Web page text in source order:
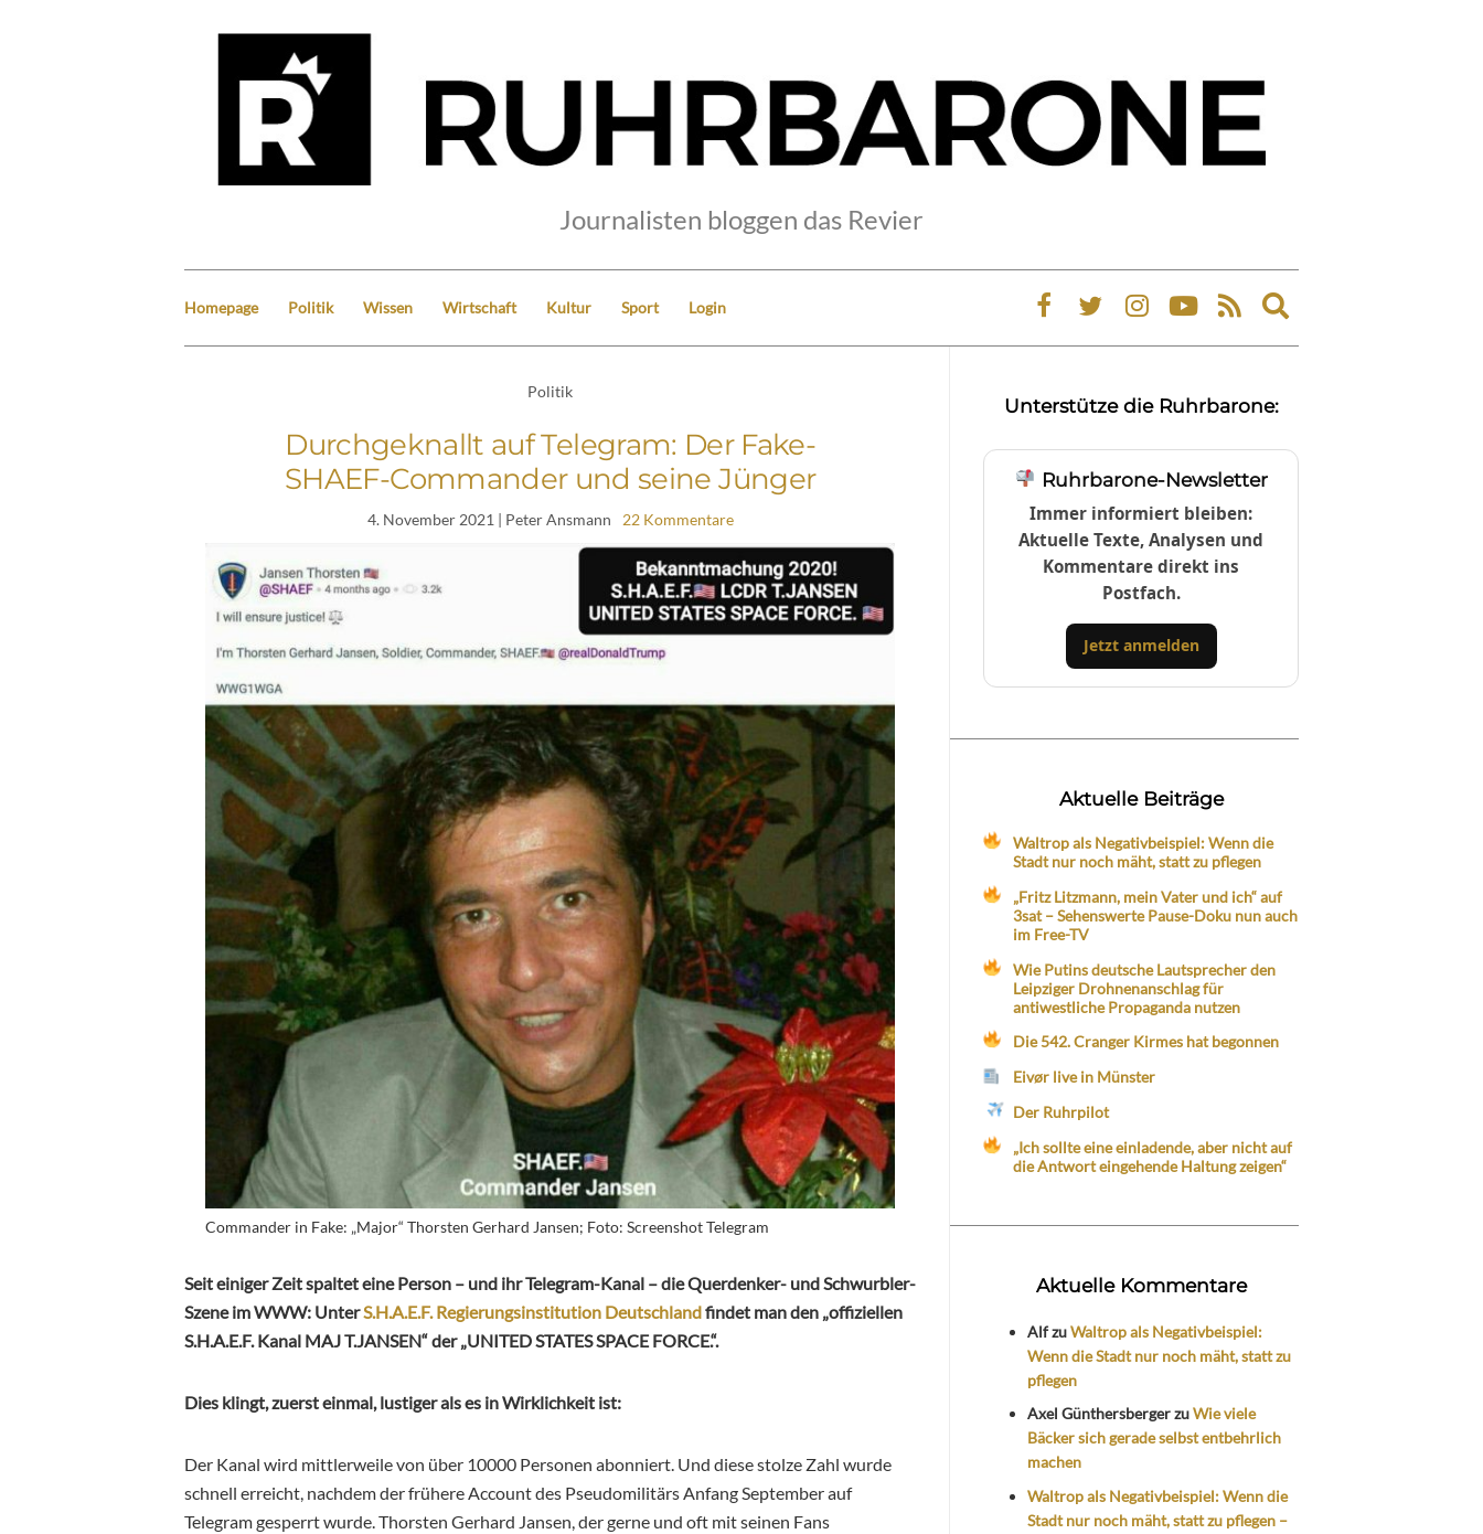
Journalisten bloggen das Revier
Homepage Politik Wissen Wirtschaft Kultur Sport Login
Expand
search
Politik
Durchgeknallt auf Telegram: Der Fake-
SHAEF-Commander und seine Jünger
4. November 2021 | Peter Ansmann 22 Kommentare
Commander in Fake: „Major“ Thorsten Gerhard Jansen; Foto: Screenshot Telegram
Seit einiger Zeit spaltet eine Person – und ihr Telegram-Kanal – die Querdenker- und Schwurbler-
Szene im WWW: UnterS.H.A.E.F. Regierungsinstitution Deutschlandfindet man den „offiziellen
S.H.A.E.F. Kanal MAJ T.JANSEN“ der „UNITED STATES SPACE FORCE.“.
Dies klingt, zuerst einmal, lustiger als es in Wirklichkeit ist:
Der Kanal wird mittlerweile von über 10000 Personen abonniert. Und diese stolze Zahl wurde
schnell erreicht, nachdem der frühere Account des Pseudomilitärs Anfang September auf
Telegram gesperrt wurde. Thorsten Gerhard Jansen, der gerne und oft mit seinen Fans
Unterstütze die Ruhrbarone:
Ruhrbarone-Newsletter
Immer informiert bleiben:
Aktuelle Texte, Analysen und
Kommentare direkt ins
Postfach.
Jetzt anmelden
Aktuelle Beiträge
Waltrop als Negativbeispiel: Wenn die
Stadt nur noch mäht, statt zu pflegen
„Fritz Litzmann, mein Vater und ich“ auf
3sat – Sehenswerte Pause-Doku nun auch
im Free-TV
Wie Putins deutsche Lautsprecher den
Leipziger Drohnenanschlag für
antiwestliche Propaganda nutzen
Die 542. Cranger Kirmes hat begonnen
Eivør live in Münster
Der Ruhrpilot
„Ich sollte eine einladende, aber nicht auf
die Antwort eingehende Haltung zeigen“
Aktuelle Kommentare
AlfzuWaltrop als Negativbeispiel:
Wenn die Stadt nur noch mäht, statt zu
pflegen
Axel GünthersbergerzuWie viele
Bäcker sich gerade selbst entbehrlich
machen
Waltrop als Negativbeispiel: Wenn die
Stadt nur noch mäht, statt zu pflegen –